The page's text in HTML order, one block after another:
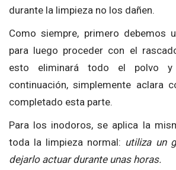
durante la limpieza no los dañen.
Como siempre, primero debemos
para luego proceder con el
esto eliminará todo el polvo
continuación, simplemente aclara
completado esta parte.
Para los inodoros, se aplica la
toda la limpieza normal: utiliza un
dejarlo actuar durante unas horas.